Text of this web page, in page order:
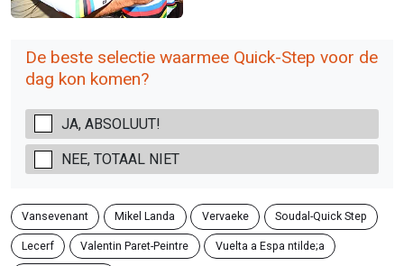
De beste selectie waarmee Quick-Step voor de
dag kon komen?
JA, ABSOLUUT!
NEE, TOTAAL NIET
Vansevenant Mikel Landa Vervaeke Soudal-Quick Step
Lecerf Valentin Paret-Peintre Vuelta a Espa ntilde;a